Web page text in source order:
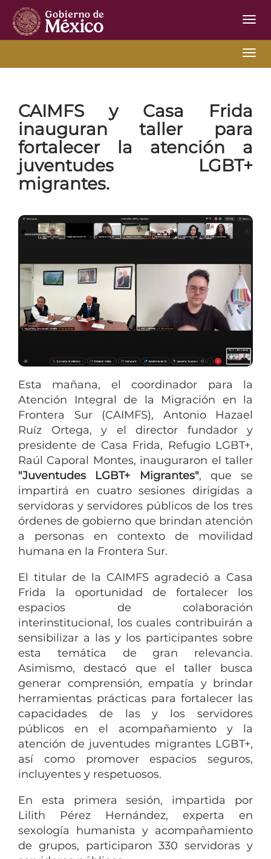
CAIMFS y Casa Frida
inauguran taller para
fortalecer la atención a
juventudes LGBT+
migrantes.
Esta mañana, el coordinador para la
Atención Integral de la Migración en la
Frontera Sur (CAIMFS), Antonio Hazael
Ruíz Ortega, y el director fundador y
presidente de Casa Frida, Refugio LGBT+,
Raúl Caporal Montes, inauguraron el taller
"Juventudes LGBT+ Migrantes", que se
impartirá en cuatro sesiones dirigidas a
servidoras y servidores públicos de los tres
órdenes de gobierno que brindan atención
a personas en contexto de movilidad
humana en la Frontera Sur.
El titular de la CAIMFS agradeció a Casa
Frida la oportunidad de fortalecer los
espacios de colaboración
interinstitucional, los cuales contribuirán a
sensibilizar a las y los participantes sobre
esta temática de gran relevancia.
Asimismo, destacó que el taller busca
generar comprensión, empatía y brindar
herramientas prácticas para fortalecer las
capacidades de las y los servidores
públicos en el acompañamiento y la
atención de juventudes migrantes LGBT+,
así como promover espacios seguros,
incluyentes y respetuosos.
En esta primera sesión, impartida por
Lilith Pérez Hernández, experta en
sexología humanista y acompañamiento
de grupos, participaron 330 servidoras y